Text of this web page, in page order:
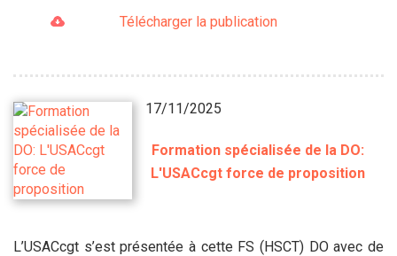
Télécharger la publication
17/11/2025
Formation spécialisée de la DO:
L'USACcgt force de proposition
L’USACcgt s’est présentée à cette FS (HSCT) DO avec de